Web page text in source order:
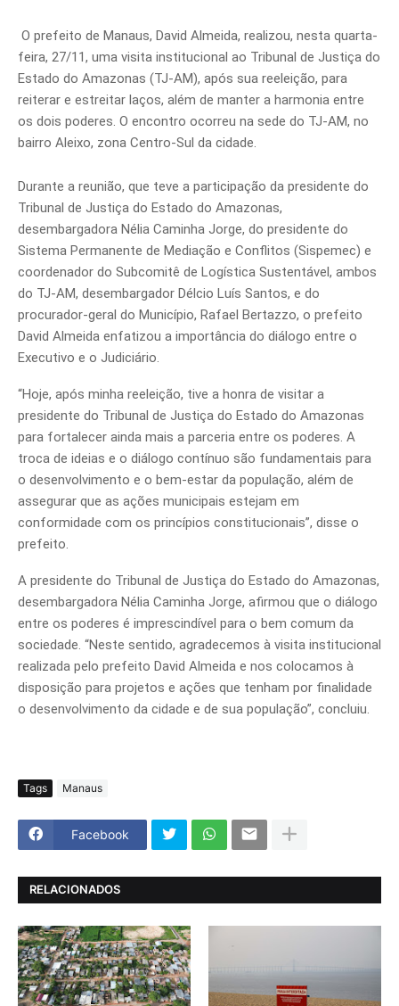
O prefeito de Manaus, David Almeida, realizou, nesta quarta-
feira, 27/11, uma visita institucional ao Tribunal de Justiça do
Estado do Amazonas (TJ-AM), após sua reeleição, para
reiterar e estreitar laços, além de manter a harmonia entre
os dois poderes. O encontro ocorreu na sede do TJ-AM, no
bairro Aleixo, zona Centro-Sul da cidade.
Durante a reunião, que teve a participação da presidente do
Tribunal de Justiça do Estado do Amazonas,
desembargadora Nélia Caminha Jorge, do presidente do
Sistema Permanente de Mediação e Conflitos (Sispemec) e
coordenador do Subcomitê de Logística Sustentável, ambos
do TJ-AM, desembargador Délcio Luís Santos, e do
procurador-geral do Município, Rafael Bertazzo, o prefeito
David Almeida enfatizou a importância do diálogo entre o
Executivo e o Judiciário.
“Hoje, após minha reeleição, tive a honra de visitar a
presidente do Tribunal de Justiça do Estado do Amazonas
para fortalecer ainda mais a parceria entre os poderes. A
troca de ideias e o diálogo contínuo são fundamentais para
o desenvolvimento e o bem-estar da população, além de
assegurar que as ações municipais estejam em
conformidade com os princípios constitucionais”, disse o
prefeito.
A presidente do Tribunal de Justiça do Estado do Amazonas,
desembargadora Nélia Caminha Jorge, afirmou que o diálogo
entre os poderes é imprescindível para o bem comum da
sociedade. “Neste sentido, agradecemos à visita institucional
realizada pelo prefeito David Almeida e nos colocamos à
disposição para projetos e ações que tenham por finalidade
o desenvolvimento da cidade e de sua população”, concluiu.
Tags Manaus
Facebook
RELACIONADOS